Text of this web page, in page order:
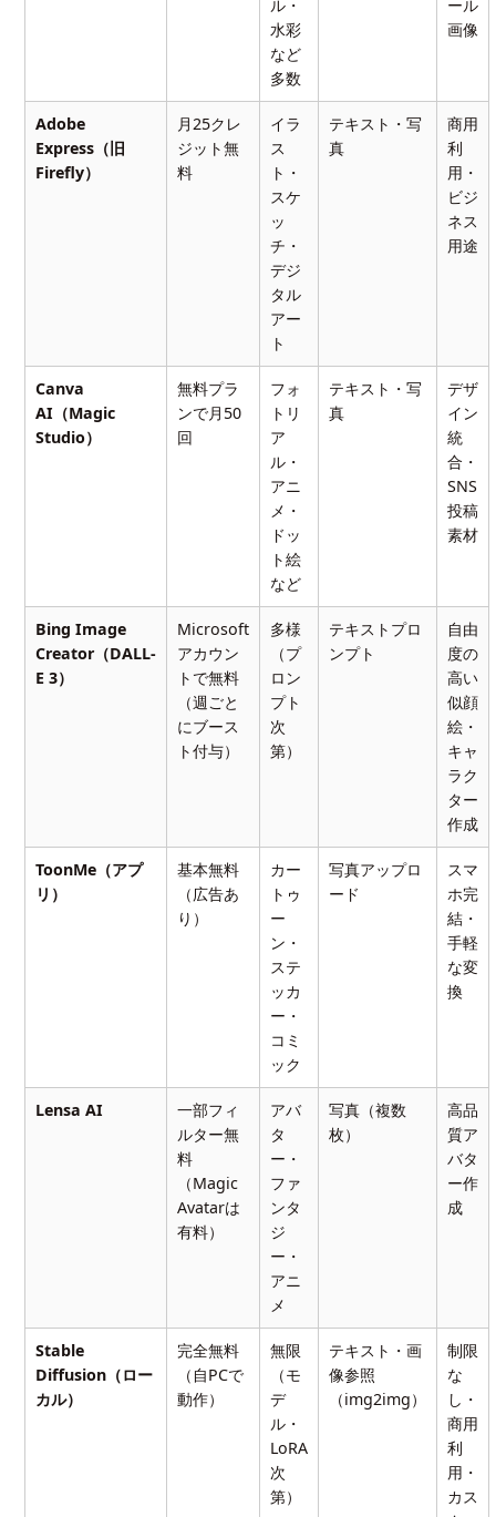
ル・
水彩
など
多数
ール
画像
Adobe
Express（旧
Firefly）
月25クレ
ジット無
料
イラ
ス
ト・
スケ
ッ
チ・
デジ
タル
アー
ト
テキスト・写
真
商用
利
用・
ビジ
ネス
用途
Canva
AI（Magic
Studio）
無料プラ
ンで月50
回
フォ
トリ
ア
ル・
アニ
メ・
ドッ
ト絵
など
テキスト・写
真
デザ
イン
統
合・
SNS
投稿
素材
Bing Image
Creator（DALL-
E 3）
Microsoft
アカウン
トで無料
（週ごと
にブース
ト付与）
多様
（プ
ロン
プト
次
第）
テキストプロ
ンプト
自由
度の
高い
似顔
絵・
キャ
ラク
ター
作成
ToonMe（アプ
リ）
基本無料
（広告あ
り）
カー
トゥ
ー
ン・
ステ
ッカ
ー・
コミ
ック
写真アップロ
ード
スマ
ホ完
結・
手軽
な変
換
Lensa AI
一部フィ
ルター無
料
（Magic
Avatarは
有料）
アバ
タ
ー・
ファ
ンタ
ジ
ー・
アニ
メ
写真（複数
枚）
高品
質ア
バタ
ー作
成
Stable
Diffusion（ロー
カル）
完全無料
（自PCで
動作）
無限
（モ
デ
ル・
LoRA
次
第）
テキスト・画
像参照
（img2img）
制限
な
し・
商用
利
用・
カス